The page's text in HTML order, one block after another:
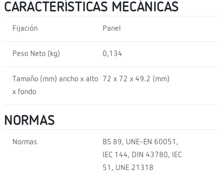
CARACTERÍSTICAS MECÁNICAS
Fijación Panel
Peso Neto (kg) 0,134
Tamaño (mm) ancho x alto
x fondo
72 x 72 x 49.2 (mm)
NORMAS
Normas
BS 89, UNE-EN 60051,
IEC 144, DIN 43780, IEC
51, UNE 21318